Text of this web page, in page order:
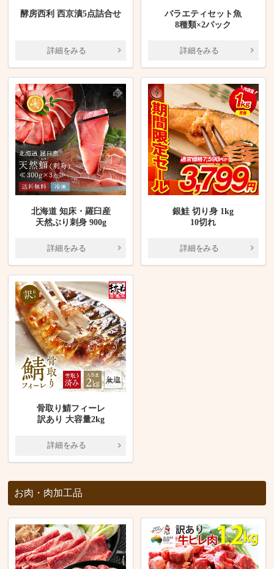
酵房西利 西京漬5点詰合せ
詳細をみる
バラエティセット魚
8種類×2パック
詳細をみる
北海道 知床・羅臼産
天然ぶり刺身 900g
詳細をみる
銀鮭 切り身 1kg
10切れ
詳細をみる
骨取り鯖フィーレ
訳あり 大容量2kg
詳細をみる
お肉・肉加工品